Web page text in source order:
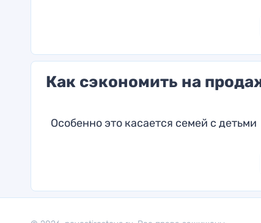
Как сэкономить на
Особенно это касается семей с детьми